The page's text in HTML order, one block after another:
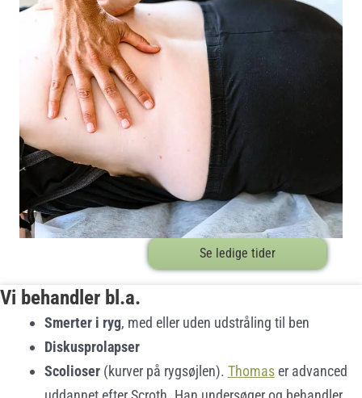
Se ledige tider
Vi behandler bl.a.
Smerter i ryg, med eller uden udstråling til ben
Diskusprolapser
Scolioser(kurver på rygsøjlen). Thomaser advanced